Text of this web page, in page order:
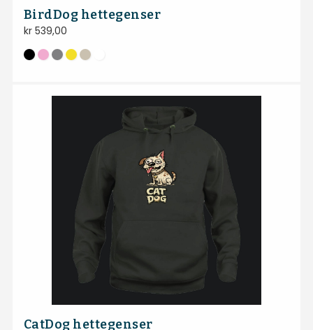
BirdDog hettegenser
kr539,00
CatDog hettegenser